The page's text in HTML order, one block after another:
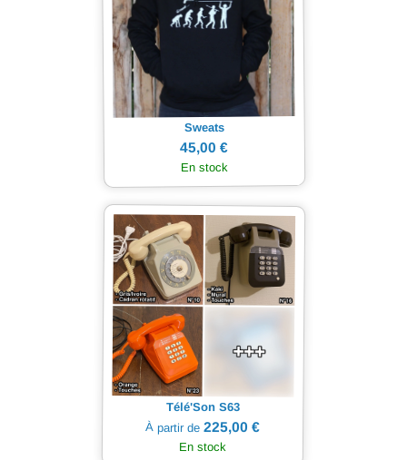
Sweats
45,00 €
En stock
Télé'Son S63
À partir de225,00 €
En stock